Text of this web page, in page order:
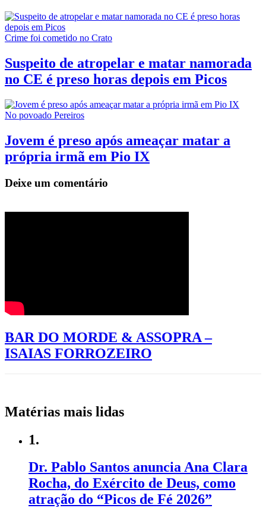
Crime foi cometido no Crato
Suspeito de atropelar e matar namorada
no CE é preso horas depois em Picos
No povoado Pereiros
Jovem é preso após ameaçar matar a
própria irmã em Pio IX
Deixe um comentário
BAR DO MORDE & ASSOPRA –
ISAIAS FORROZEIRO
Matérias mais lidas
1.
Dr. Pablo Santos anuncia Ana Clara
Rocha, do Exército de Deus, como
atração do “Picos de Fé 2026”